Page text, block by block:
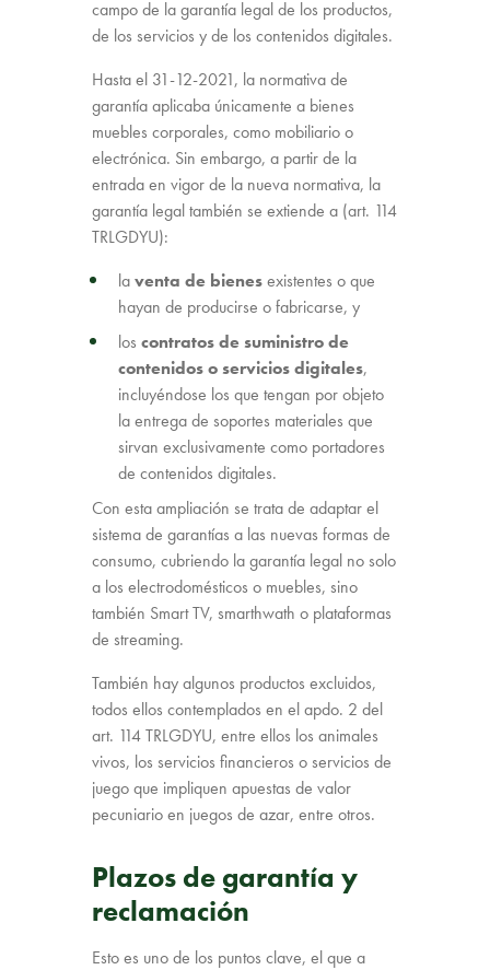
campo de la garantía legal de los productos,
de los servicios y de los contenidos digitales.
Hasta el 31-12-2021, la normativa de
garantía aplicaba únicamente a bienes
muebles corporales, como mobiliario o
electrónica. Sin embargo, a partir de la
entrada en vigor de la nueva normativa, la
garantía legal también se extiende a (art. 114
TRLGDYU):
laventa de bienesexistentes o que
hayan de producirse o fabricarse, y
los contratos de suministro de
contenidos o servicios digitales,
incluyéndose los que tengan por objeto
la entrega de soportes materiales que
sirvan exclusivamente como portadores
de contenidos digitales.
Con esta ampliación se trata de adaptar el
sistema de garantías a las nuevas formas de
consumo, cubriendo la garantía legal no solo
a los electrodomésticos o muebles, sino
también Smart TV, smarthwath o plataformas
de streaming.
También hay algunos productos excluidos,
todos ellos contemplados en el apdo. 2 del
art. 114 TRLGDYU, entre ellos los animales
vivos, los servicios financieros o servicios de
juego que impliquen apuestas de valor
pecuniario en juegos de azar, entre otros.
Plazos de garantía y
reclamación
Esto es uno de los puntos clave, el que a